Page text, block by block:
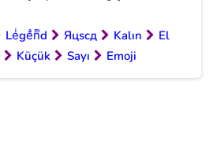
Leͥgeͣnͫd Яцscд Kalın
El
Küçük Sayı Emoji